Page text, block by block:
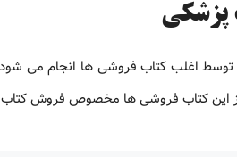
پزشکی
اغلب کتاب فروشی ها انجام می شود.
این کتاب فروشی ها مخصوص فروش